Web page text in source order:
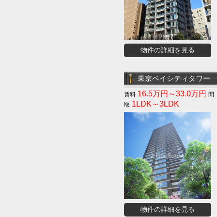
物件の詳細を見る
東京ベイシティタワー
16.5万円～33.0万円
1LDK～3LDK
物件の詳細を見る